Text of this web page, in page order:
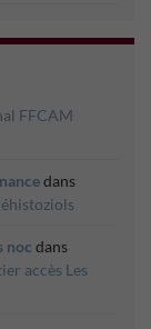
FFCAM
dans
noc dans
accès Les